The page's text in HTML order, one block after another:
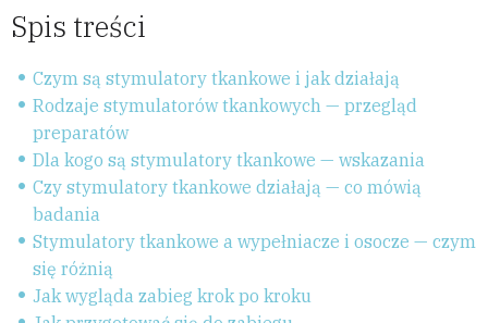
Spis treści
Czym są stymulatory tkankowe i jak działają
Rodzaje stymulatorów tkankowych — przegląd
preparatów
Dla kogo są stymulatory tkankowe — wskazania
Czy stymulatory tkankowe działają — co mówią
badania
Stymulatory tkankowe a wypełniacze i osocze — czym
się różnią
Jak wygląda zabieg krok po kroku